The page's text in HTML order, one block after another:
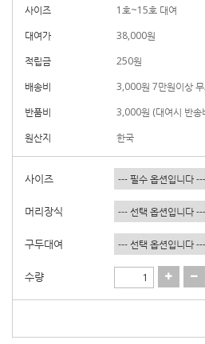
사이즈
1호~15호 대여
대여가
38,000원
적립금
250원
배송비
3,000원 7만원이상
반품비
3,000원 (대여시 반송
원산지
한국
사이즈
머리장식
구두대여
수량